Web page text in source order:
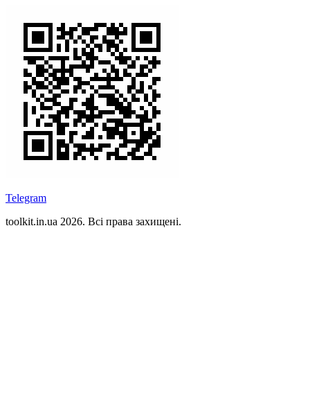
Telegram
toolkit.in.ua 2026. Всі права захищені.